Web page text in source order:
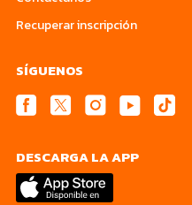
Recuperar inscripción
SÍGUENOS
DESCARGA LA APP